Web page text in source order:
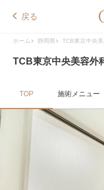
戻る
ホーム 静岡県 TCB東京中央
TCB東京中央美容外
TOP 施術メニュー